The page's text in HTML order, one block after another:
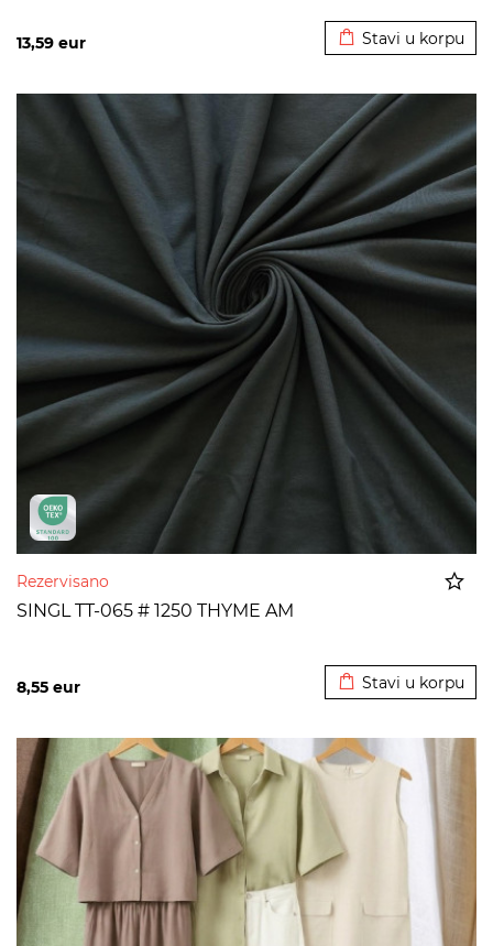
13,59 eur Stavi u korpu
Rezervisano
SINGL TT-065 # 1250 THYME AM
8,55 eur Stavi u korpu